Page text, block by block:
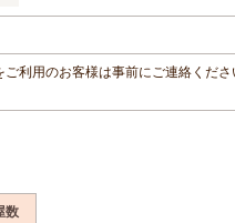
利用のお客様は事前にご連絡くださ
数